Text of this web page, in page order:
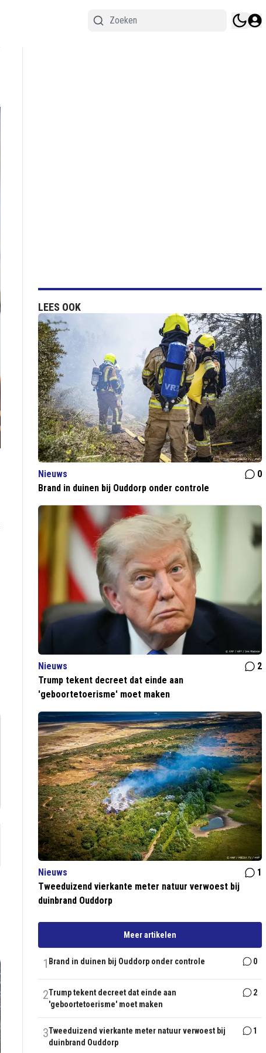
LEES OOK
Nieuws
0
Brand in duinen bij Ouddorp onder controle
Nieuws
2
Trump tekent decreet dat einde aan
'geboortetoerisme' moet maken
Nieuws
1
Tweeduizend vierkante meter natuur verwoest bij
duinbrand Ouddorp
Meer artikelen
1 Brand in duinen bij Ouddorp onder controle 0
2Trump tekent decreet dat einde aan
'geboortetoerisme' moet maken
2
3Tweeduizend vierkante meter natuur verwoest bij
duinbrand Ouddorp
1